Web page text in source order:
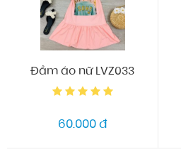
Đầm áo nữ LVZ033
60.000 đ